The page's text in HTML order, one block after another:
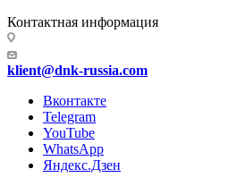
Контактная информация
klient@dnk-russia.com
Вконтакте
Telegram
YouTube
WhatsApp
Яндекс.Дзен